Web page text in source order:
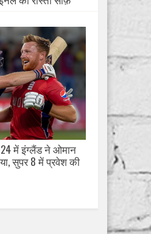
में इंग्लैंड ने ओमान
सुपर 8 में प्रवेश की